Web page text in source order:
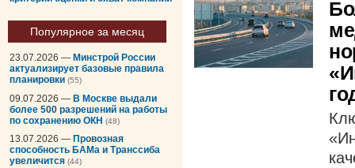
Популярное за месяц
23.07.2026 — Минстрой России
актуализирует базовые правила
планировки (55)
09.07.2026 — В Москве выдали
более 500 разрешений на работы
по сохранению ОКН (48)
13.07.2026 — Провозная
способность БАМа и Транссиба
увеличится (44)